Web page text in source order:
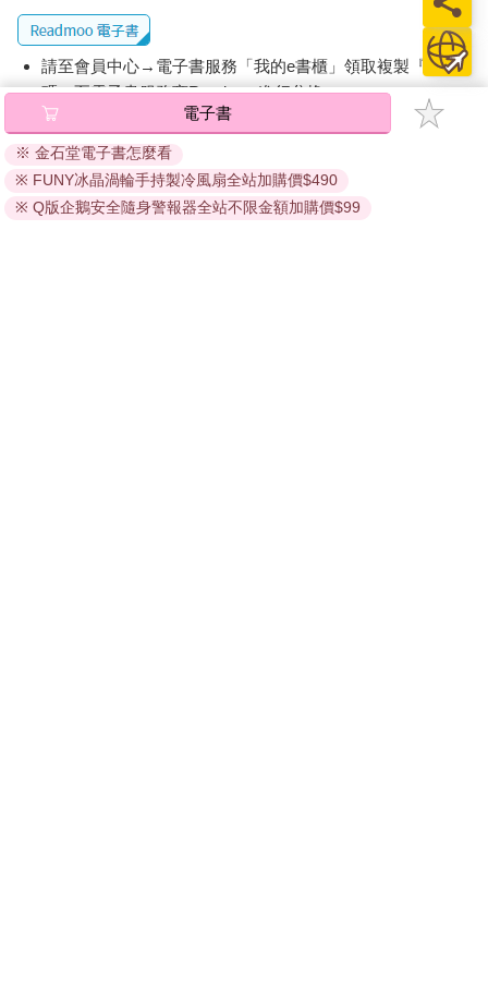
請至會員中心→電子書服務「我的e書櫃」領取複製『兌換
碼』至電子書服務商Readmoo進行兌換。
退換貨須知：
因版權保護，您在金石堂所購買的電子書僅能以金石堂專屬
的閱讀軟體開啟閱讀，無法以其他閱讀器或直接下載檔案。
依據「消費者保護法」第19條及行政院消費者保護處公告之
電子書
※ 金石堂電子書怎麼看
※ FUNY冰晶渦輪手持製冷風扇全站加購價$490
※ Q版企鵝安全隨身警報器全站不限金額加購價$99